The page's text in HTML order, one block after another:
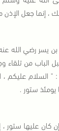
إنما جعل الإذن
بن يسر رضي الله
الباب من تلقاء
: " السلام عليكم
يومئذ ستور .
كان عليها ستور